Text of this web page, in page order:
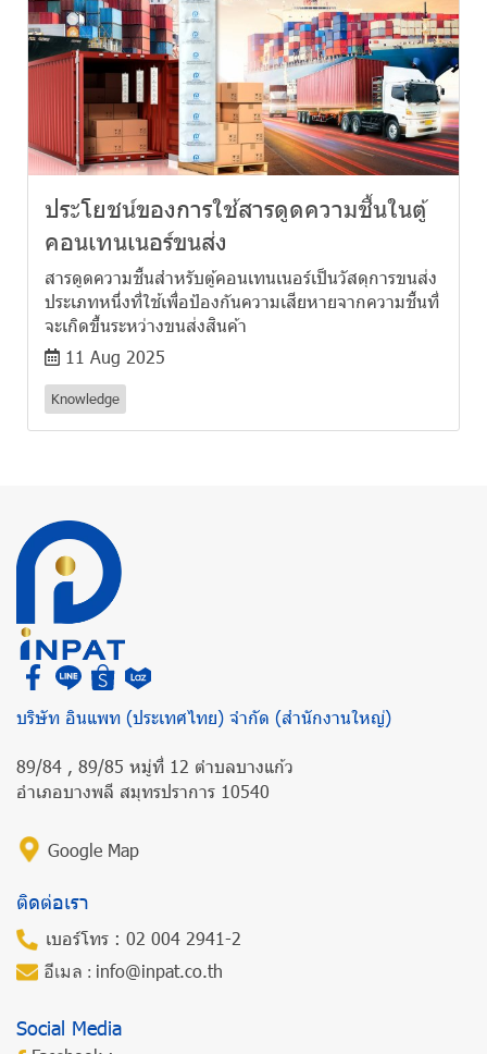
ประโยชน์ของการใช้สารดูดความชื้นในตู้
คอนเทนเนอร์ขนส่ง
สารดูดความชื้นสำหรับตู้คอนเทนเนอร์เป็นวัสดุการขนส่ง
ประเภทหนึ่งที่ใช้เพื่อป้องกันความเสียหายจากความชื้นที่
จะเกิดขึ้นระหว่างขนส่งสินค้า
11 Aug 2025
Knowledge
บริษัท อินแพท (ประเทศไทย) จำกัด (สำนักงานใหญ่)
89/84 , 89/85 หมู่ที่ 12 ตำบลบางแก้ว
อำเภอบางพลี สมุทรปราการ 10540
Google Map
ติดต่อเรา
เบอร์โทร : 02 004 2941-2
อีเมล : info@inpat.co.th
Social Media